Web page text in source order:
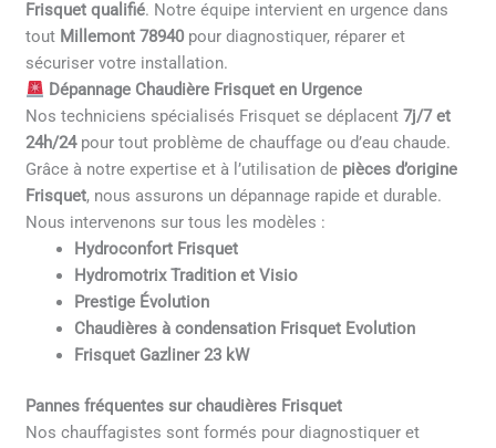
Frisquet qualifié. Notre équipe intervient en urgence dans
tout Millemont 78940 pour diagnostiquer, réparer et
sécuriser votre installation.
Dépannage Chaudière Frisquet en Urgence
Nos techniciens spécialisés Frisquet se déplacent7j/7 et
24h/24pour tout problème de chauffage ou d’eau chaude.
Grâce à notre expertise et à l’utilisation de pièces d’origine
Frisquet, nous assurons un dépannage rapide et durable.
Nous intervenons sur tous les modèles :
Hydroconfort Frisquet
Hydromotrix Tradition et Visio
Prestige Évolution
Chaudières à condensation Frisquet Evolution
Frisquet Gazliner 23 kW
Pannes fréquentes sur chaudières Frisquet
Nos chauffagistes sont formés pour diagnostiquer et